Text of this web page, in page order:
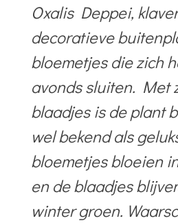
Oxalis Deppei,
decoratieve
bloemetjes die zich
avonds sluiten. Met
blaadjes is de plant
wel bekend als
bloemetjes bloeien
en de blaadjes
winter groen.